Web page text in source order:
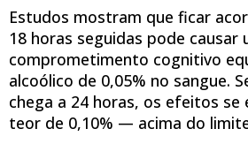
Estudos mostram que ficar
18 horas seguidas pode causar
comprometimento cognitivo
alcoólico de 0,05% no sangue.
chega a 24 horas, os efeitos se
teor de 0,10% — acima do